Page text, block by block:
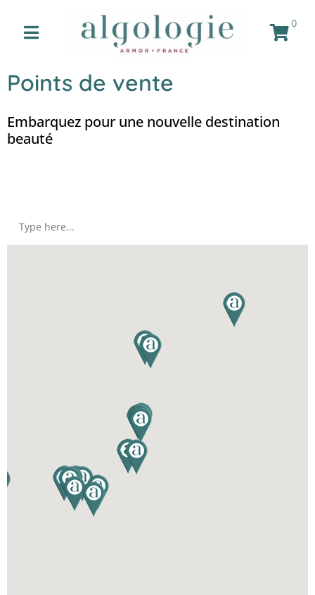
0
Points de vente
Embarquez pour une nouvelle destination
beauté